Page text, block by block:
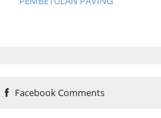
Facebook Comments